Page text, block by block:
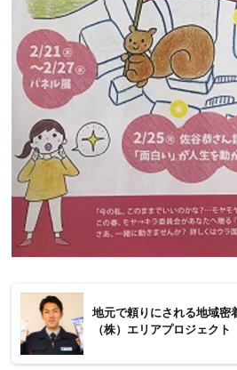
地元で頼りにされる地域密
（株）エリアプロジェクト